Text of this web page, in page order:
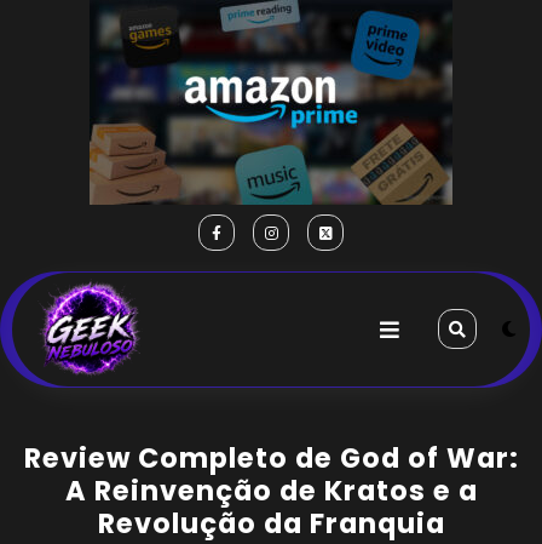
Review Completo de God of War:
A Reinvenção de Kratos e a
Revolução da Franquia